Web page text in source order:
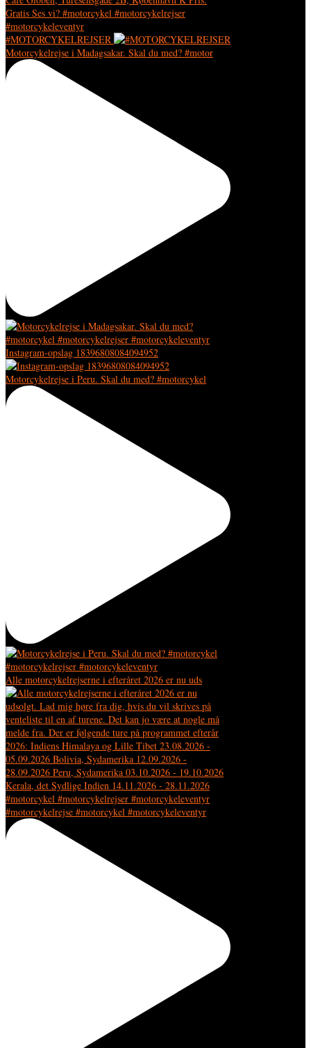
#MOTORCYKELREJSER
Motorcykelrejse i Madagsakar. Skal du med? #motor
Instagram-opslag 18396808084094952
Motorcykelrejse i Peru. Skal du med? #motorcykel
Alle motorcykelrejserne i efteråret 2026 er nu uds
#motorcykelrejse #motorcykel #motorcykeleventyr